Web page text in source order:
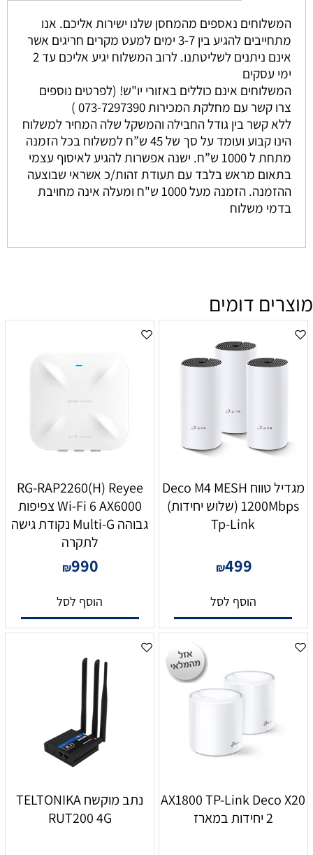
המשלוחים נאספים מהמחסן שלנו ישירות אליכם. אנו
מתחייבים להגיע בין 3-7 ימים למעט מקרים חריגים אשר
אינם ניתנים לשליטתנו. לרוב המשלוח יגיע אליכם עד 2
ימי עסקים
המשלוחים אינם כוללים באזורי יו"ש! (לפרטים נוספים
צרו קשר עם מחלקת המכירות 073-7297390 )
ללא קשר בין גודל החבילה והמשקל שלה המחיר למשלוח
הינו קבוע ועומד על סך של 45 ש”ח למשלוח בכל הזמנה
מתחת ל 1000 ש”ח. ישנה אפשרות להגיע לאיסוף עצמי
בתאום מראש בלבד עם תעודת זהות/כ אשראי שבוצעה
ההזמנה. הזמנה מעל 1000 ש"ח ומעלה אינה מחויבת
בדמי משלוח
מוצרים דומים
מגדיל טווח Deco M4 MESH
1200Mbps (שלוש יחידות)
Tp-Link
₪499
הוסף לסל
RG-RAP2260(H) Reyee
Wi-Fi 6 AX6000 צפיפות
גבוהה Multi-G נקודת גישה
לתקרה
₪990
הוסף לסל
AX1800 TP-Link Deco X20
2 יחידות במארז
נתב מוקשח TELTONIKA
RUT200 4G